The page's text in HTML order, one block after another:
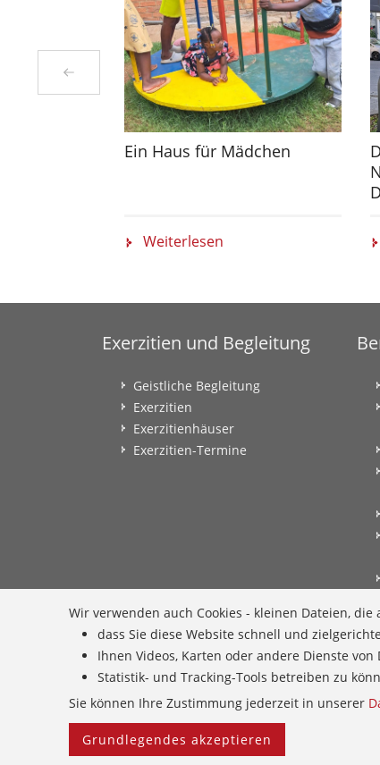
Ein Haus für Mädchen
Weiterlesen
Exerzitien und Begleitung
Geistliche Begleitung
Exerzitien
Exerzitienhäuser
Exerzitien-Termine
Home Provinzarchiv Facebook
Wir verwenden auch Cookies - kleinen Dateien,
dass Sie diese Website schnell und
Ihnen Videos, Karten oder andere Dienste
Statistik- und Tracking-Tools betreiben zu
Sie können Ihre Zustimmung jederzeit in unserer
Grundlegendes akzeptieren